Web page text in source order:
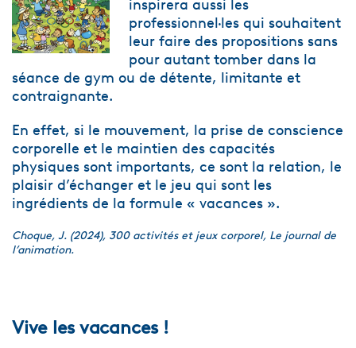
inspirera aussi les
professionnel·les qui souhaitent
leur faire des propositions sans
pour autant tomber dans la
séance de gym ou de détente, limitante et
contraignante.
En effet, si le mouvement, la prise de conscience
corporelle et le maintien des capacités
physiques sont importants, ce sont la relation, le
plaisir d’échanger et le jeu qui sont les
ingrédients de la formule « vacances ».
Choque, J. (2024), 300 activités et jeux corporel, Le journal de
l’animation.
Vive les vacances !